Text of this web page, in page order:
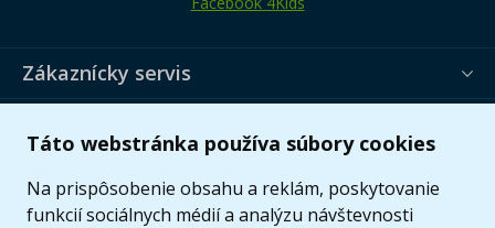
Táto webstránka používa súbory cookies
Na prispôsobenie obsahu a reklám, poskytovanie
funkcií sociálnych médií a analýzu návštevnosti
Zákaznícky servis